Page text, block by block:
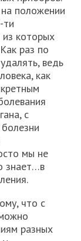
положении
ти
из которых
раз по
ведь
как
с
мы не
знает…в
что с
разных